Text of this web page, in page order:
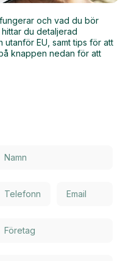
och vad du bör
du detaljerad
utanför EU, samt tips för att
knappen nedan för att